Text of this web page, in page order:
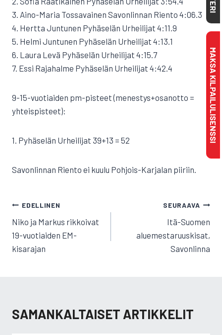
3. Aino-Maria Tossavainen Savonlinnan Riento 4:06.3
4. Hertta Juntunen Pyhäselän Urheilijat 4:11.9
5. Helmi Juntunen Pyhäselän Urheilijat 4:13.1
6. Laura Levä Pyhäselän Urheilijat 4:15.7
7. Essi Rajahalme Pyhäselän Urheilijat 4:42.4
9-15-vuotiaiden pm-pisteet (menestys+osanotto =
yhteispisteet):
1. Pyhäselän Urheilijat 39+13 = 52
Savonlinnan Riento ei kuulu Pohjois-Karjalan piiriin.
ARTIKKELIEN
SELAUS
EDELLINEN
Niko ja Markus rikkoivat
19-vuotiaiden EM-
kisarajan
SEURAAVA
Itä-Suomen
aluemestaruuskisat,
Savonlinna
SAMANKALTAISET ARTIKKELIT
MAKSA KILPAILULISENSSI